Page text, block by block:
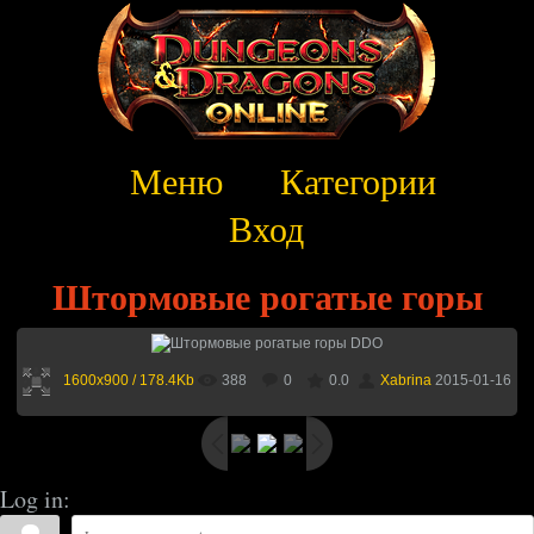
Меню
Категории
Вход
Штормовые рогатые горы
1600x900 / 178.4Kb 388 0 0.0 Xabrina 2015-01-16
Log in: